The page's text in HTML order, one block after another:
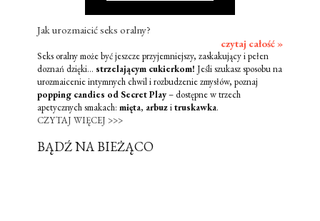
Jak urozmaicić seks oralny?
czytaj całość »
Seks oralny może być jeszcze przyjemniejszy, zaskakujący i pełen
doznań dzięki... strzelającym cukierkom! Jeśli szukasz sposobu na
urozmaicenie intymnych chwil i rozbudzenie zmysłów, poznaj
popping candies od Secret Play– dostępne w trzech
apetycznych smakach: mięta, arbuzitruskawka.
CZYTAJ WIĘCEJ >>>
BĄDŹ NA BIEŻĄCO